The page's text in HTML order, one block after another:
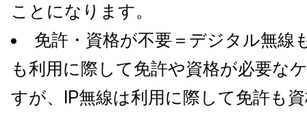
ことになります。
免許・資格が不要＝デジタル無線
も利用に際して免許や資格が必要な
すが、IP無線は利用に際して免許も